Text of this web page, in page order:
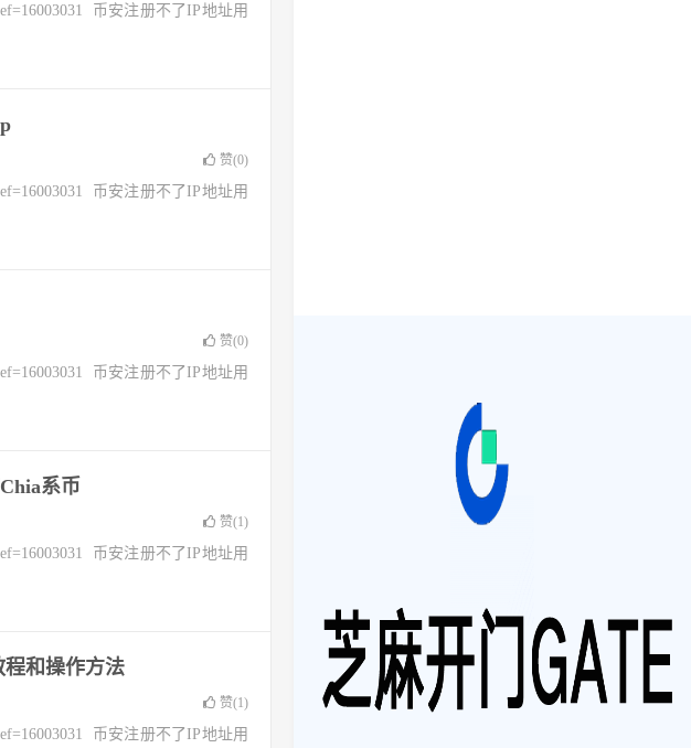
币安注册不了IP地址用
赞(0)
币安注册不了IP地址用
赞(0)
币安注册不了IP地址用
系币
赞(1)
币安注册不了IP地址用
程和操作方法
赞(1)
币安注册不了IP地址用